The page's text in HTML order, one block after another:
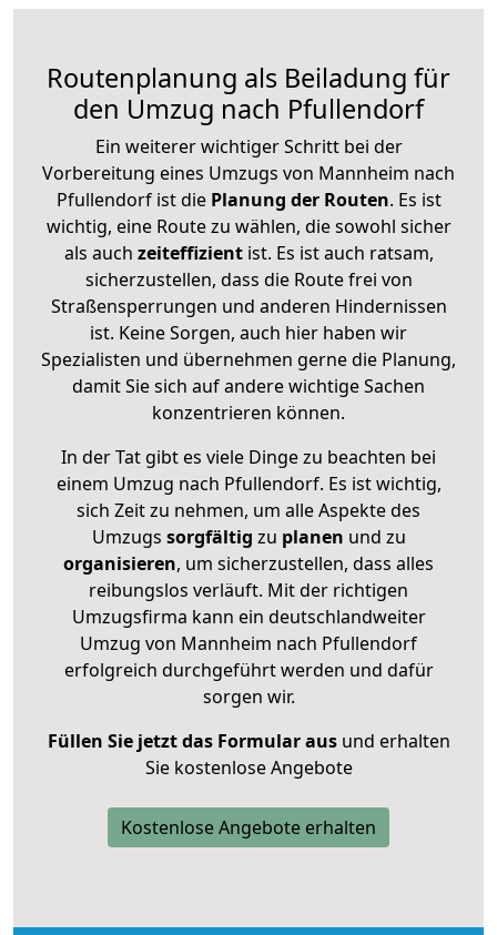
Routenplanung als Beiladung für
den Umzug nach Pfullendorf
Ein weiterer wichtiger Schritt bei der
Vorbereitung eines Umzugs von Mannheim nach
Pfullendorf ist diePlanung der Routen. Es ist
wichtig, eine Route zu wählen, die sowohl sicher
als auch zeiteffizientist. Es ist auch ratsam,
sicherzustellen, dass die Route frei von
Straßensperrungen und anderen Hindernissen
ist. Keine Sorgen, auch hier haben wir
Spezialisten und übernehmen gerne die Planung,
damit Sie sich auf andere wichtige Sachen
konzentrieren können.
In der Tat gibt es viele Dinge zu beachten bei
einem Umzug nach Pfullendorf. Es ist wichtig,
sich Zeit zu nehmen, um alle Aspekte des
Umzugs sorgfältig zu planen und zu
organisieren, um sicherzustellen, dass alles
reibungslos verläuft. Mit der richtigen
Umzugsfirma kann ein deutschlandweiter
Umzug von Mannheim nach Pfullendorf
erfolgreich durchgeführt werden und dafür
sorgen wir.
Füllen Sie jetzt das Formular ausund erhalten
Sie kostenlose Angebote
Kostenlose Angebote erhalten